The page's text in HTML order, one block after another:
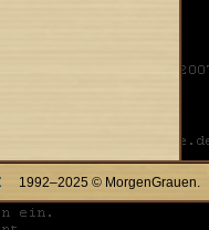
1992–2025 © MorgenGrauen.